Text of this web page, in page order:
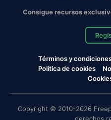
Consigue recursos
Términos y
Política de cookies
Copyright © 2010-2026